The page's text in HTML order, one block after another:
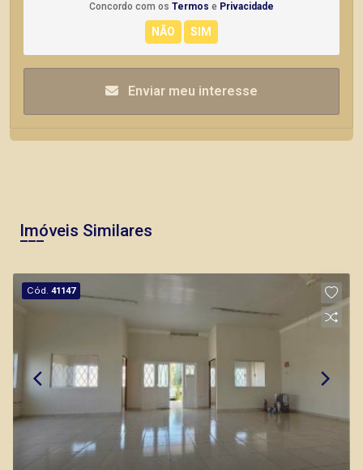
Concordo com os Termos e Privacidade
Enviar meu interesse
Imóveis Similares
Cód.41147